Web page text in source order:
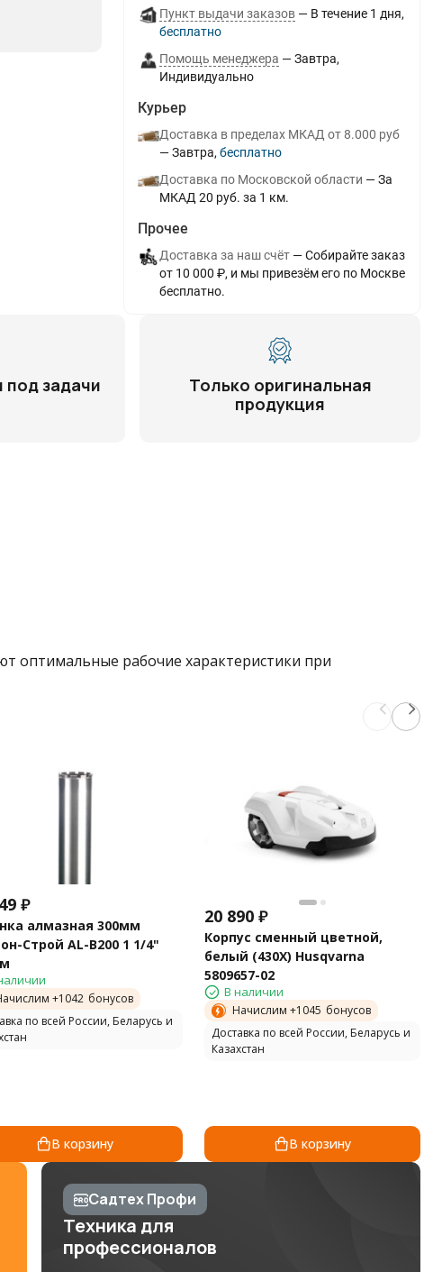
Пункт выдачи заказов В течение 1 дня
Бесплатно
Помощь менеджера
Завтра
Индивидуально
Курьер
Доставка в пределах МКАД от 8.000 руб
Завтра
Бесплатно
Доставка по Московской области
За
МКАД 20 руб. за 1 км.
Прочее
Доставка за наш счёт
Собирайте заказ
от 10 000 ₽, и мы привезём его по Москве
бесплатно.
под задачи
Только оригинальная
продукция
оптимальные рабочие характеристики при
₽
алмазная 300мм
Строй AL-B200 1 1/4"
+1042 бонусов
по всей России, Беларусь и
В корзину
20 890 ₽
Корпус сменный цветной,
белый (430X) Husqvarna
5809657-02
В наличии
Начислим +1045 бонусов
Доставка по всей России, Беларусь и
Казахстан
В корзину
Садтех Профи
Техника для
профессионалов